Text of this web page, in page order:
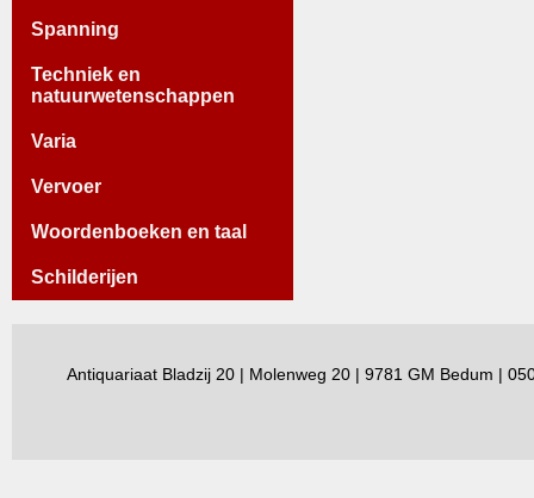
Spanning
Techniek en
natuurwetenschappen
Varia
Vervoer
Woordenboeken en taal
Schilderijen
Antiquariaat Bladzij 20 | Molenweg 20 | 9781 GM Bedum |